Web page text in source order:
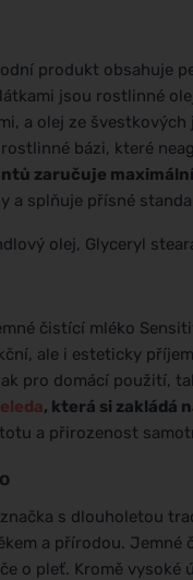
produkt obsahuje
jsou rostlinné
a olej ze
bázi, které
zaručuje
a splňuje přísné
olej, Glyceryl
čistící mléko
ale i esteticky
pro domácí použití,
, která si zakládá
a přirozenost
s dlouholetou
a přírodou.
o pleť. Kromě